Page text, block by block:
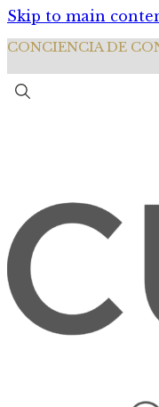
Skip to main
CONCIENCIA DE